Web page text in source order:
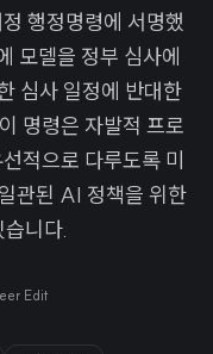
행정명령에 서명했
모델을 정부 심사에
심사 일정에 반대한
명령은 자발적 프로
적으로 다루도록 미
관된 AI 정책을 위한
니다.
Edit